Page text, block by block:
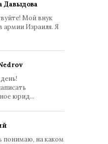
Давыдова
Мой внук
армии Израиля. Я
юрид...
понимаю, на каком